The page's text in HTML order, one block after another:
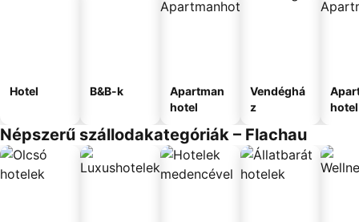
Hotel B&B-k
Apartman
hotel
Vendéghá
z
hotel
Népszerű szállodakategóriák – Flachau